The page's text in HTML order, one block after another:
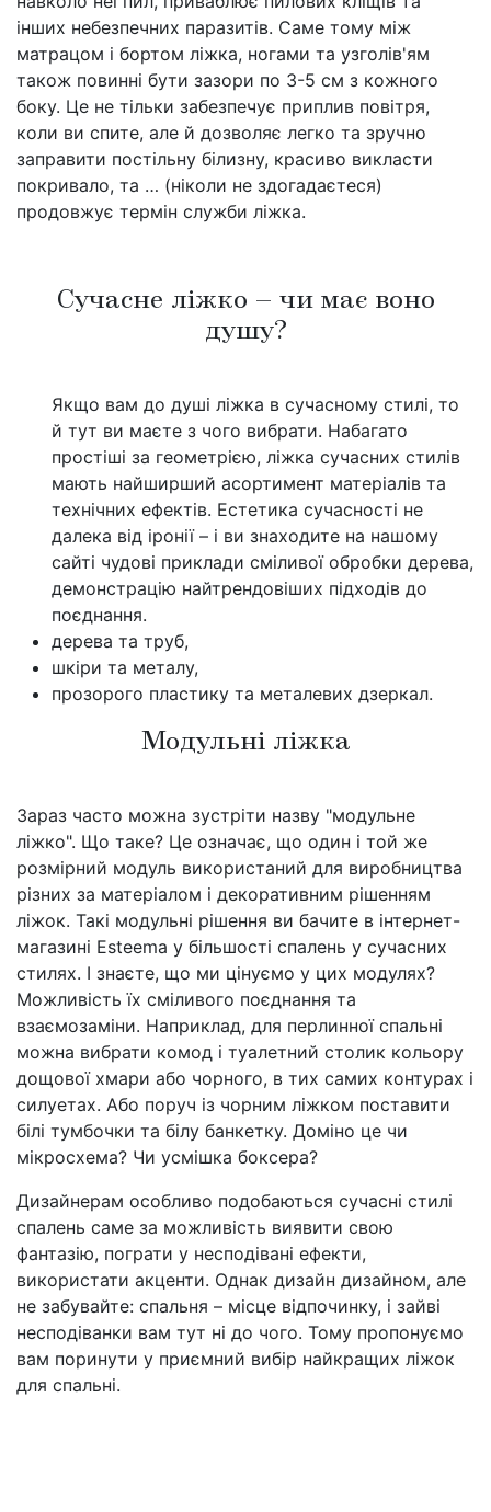
інших небезпечних паразитів. Саме тому між
матрацом і бортом ліжка, ногами та узголів'ям
також повинні бути зазори по 3-5 см з кожного
боку. Це не тільки забезпечує приплив повітря,
коли ви спите, але й дозволяє легко та зручно
заправити постільну білизну, красиво викласти
покривало, та … (ніколи не здогадаєтеся)
продовжує термін служби ліжка.
Сучасне ліжко – чи має воно
душу?
Якщо вам до душі ліжка в сучасному стилі, то
й тут ви маєте з чого вибрати. Набагато
простіші за геометрією, ліжка сучасних стилів
мають найширший асортимент матеріалів та
технічних ефектів. Естетика сучасності не
далека від іронії – і ви знаходите на нашому
сайті чудові приклади сміливої обробки дерева,
демонстрацію найтрендовіших підходів до
поєднання.
дерева та труб,
шкіри та металу,
прозорого пластику та металевих дзеркал.
Модульні ліжка
Зараз часто можна зустріти назву "модульне
ліжко". Що таке? Це означає, що один і той же
розмірний модуль використаний для виробництва
різних за матеріалом і декоративним рішенням
ліжок. Такі модульні рішення ви бачите в інтернет-
магазині Esteema у більшості спалень у сучасних
стилях. І знаєте, що ми цінуємо у цих модулях?
Можливість їх сміливого поєднання та
взаємозаміни. Наприклад, для перлинної спальні
можна вибрати комод і туалетний столик кольору
дощової хмари або чорного, в тих самих контурах і
силуетах. Або поруч із чорним ліжком поставити
білі тумбочки та білу банкетку. Доміно це чи
мікросхема? Чи усмішка боксера?
Дизайнерам особливо подобаються сучасні стилі
спалень саме за можливість виявити свою
фантазію, пограти у несподівані ефекти,
використати акценти. Однак дизайн дизайном, але
не забувайте: спальня – місце відпочинку, і зайві
несподіванки вам тут ні до чого. Тому пропонуємо
вам поринути у приємний вибір найкращих ліжок
для спальні.